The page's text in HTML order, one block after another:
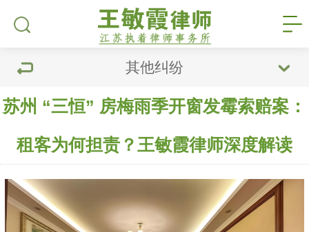
其他纠纷
苏州 “三恒” 房梅雨季开窗发霉索赔案：
租客为何担责？王敏霞律师深度解读